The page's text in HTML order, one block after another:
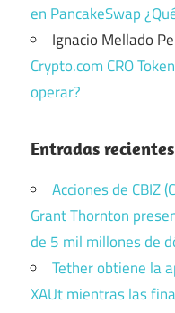
en PancakeSwap
Ignacio Mellado
Crypto.com CRO
operar?
Entradas recientes
Acciones de CBIZ
Grant Thornton
de 5 mil millones de
Tether obtiene la
XAUt mientras las